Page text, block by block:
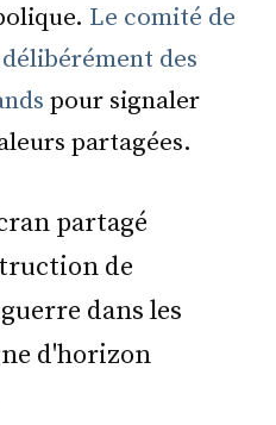
Le comité de
des
pour signaler
partagées.